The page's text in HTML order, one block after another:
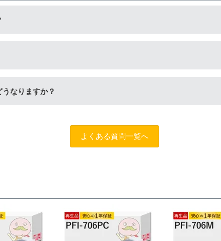
ます。
なりますか？
よくある質問一覧へ